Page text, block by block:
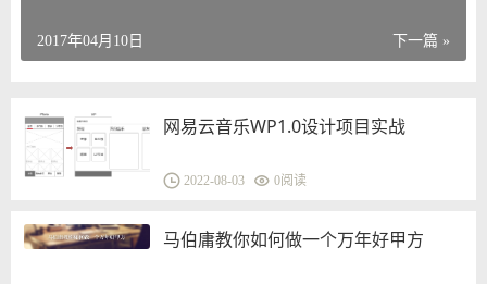
2017年04月10日 下一篇 »
网易云音乐WP1.0设计项目实战
2022-08-03 0阅读
马伯庸教你如何做一个万年好甲方